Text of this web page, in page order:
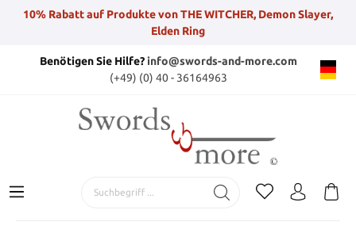
10% Rabatt auf Produkte von THE WITCHER, Demon Slayer,
Elden Ring
Benötigen Sie Hilfe?info@swords-and-more.com
(+49) (0) 40 - 36164963